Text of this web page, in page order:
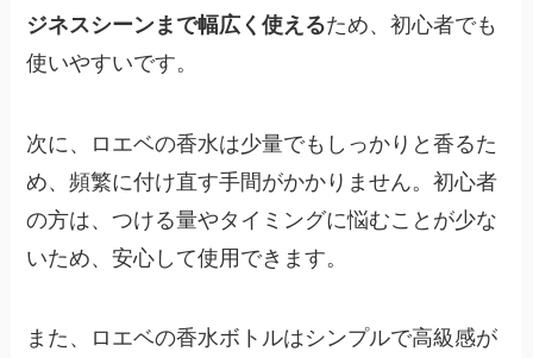
ジネスシーンまで幅広く使えるため、初心者でも
使いやすいです。
次に、ロエベの香水は少量でもしっかりと香るた
め、頻繁に付け直す手間がかかりません。初心者
の方は、つける量やタイミングに悩むことが少な
いため、安心して使用できます。
また、ロエベの香水ボトルはシンプルで高級感が